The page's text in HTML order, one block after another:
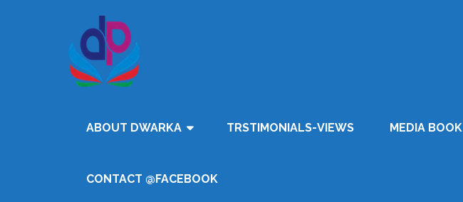
ABOUT DWARKA TRSTIMONIALS-VIEWS MEDIA BOOK
CONTACT @FACEBOOK